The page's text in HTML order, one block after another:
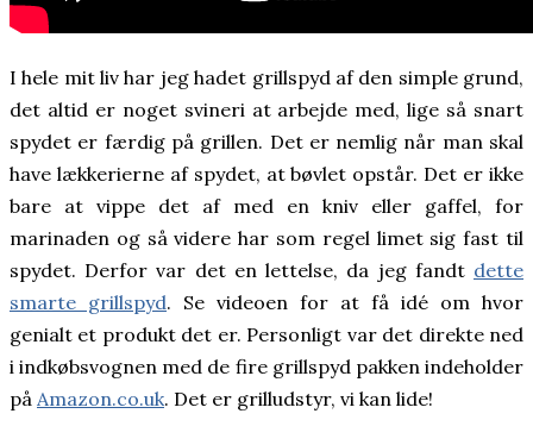
I hele mit liv har jeg hadet grillspyd af den simple grund,
det altid er noget svineri at arbejde med, lige så snart
spydet er færdig på grillen. Det er nemlig når man skal
have lækkerierne af spydet, at bøvlet opstår. Det er ikke
bare at vippe det af med en kniv eller gaffel, for
marinaden og så videre har som regel limet sig fast til
spydet. Derfor var det en lettelse, da jeg fandt dette
smarte grillspyd. Se videoen for at få idé om hvor
genialt et produkt det er. Personligt var det direkte ned
i indkøbsvognen med de fire grillspyd pakken indeholder
på Amazon.co.uk. Det er grilludstyr, vi kan lide!